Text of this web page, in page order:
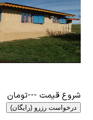
ویلا در ییلاقات
1 اتاق خواب8 نفر
۳٬۳۸۰٬۰۰۰تومان
شروع قیمت ---تومان
درخواست رزرو (رایگان)